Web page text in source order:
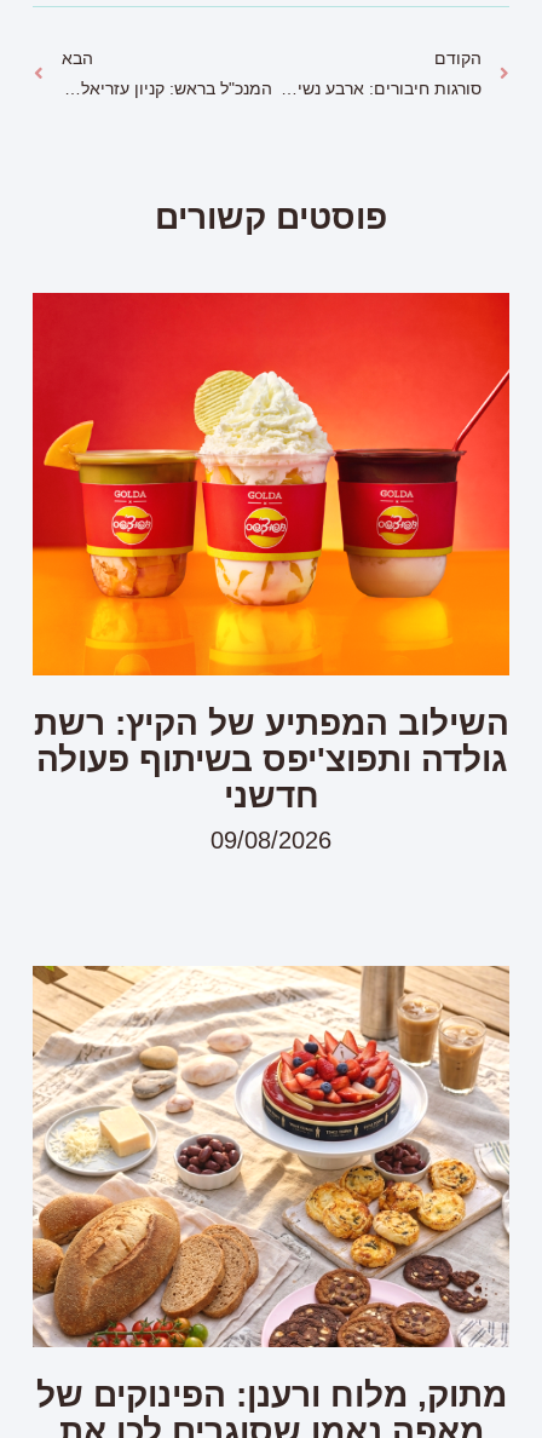
הקודם
סורגות חיבורים: ארבע נשים שמחממות את הלב והראש של חיילי צה"ל".
הבא
המנכ"ל בראש: קניון עזריאלי ירושלים למען משפחות נזקקות
פוסטים קשורים
השילוב המפתיע של הקיץ: רשת
גולדה ותפוצ'יפס בשיתוף פעולה
חדשני
09/08/2026
מתוק, מלוח ורענן: הפינוקים של